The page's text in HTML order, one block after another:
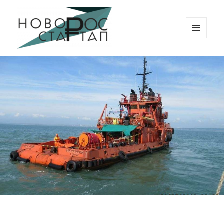
Новорос Стартап
ВИДЖЕТЫ